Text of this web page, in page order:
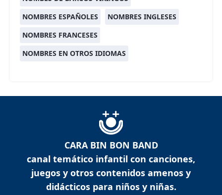
NOMBRES ESPAÑOLES
NOMBRES INGLESES
NOMBRES FRANCESES
NOMBRES EN OTROS IDIOMAS
CARA BIN BON BAND
canal temático infantil con canciones,
juegos y otros contenidos amenos y
didácticos para niños y niñas.